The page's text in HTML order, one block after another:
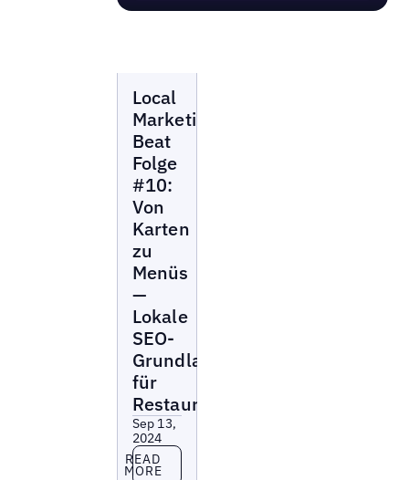
Marketing
Beat
Local
Marketing
Beat
Folge
#10:
Von
Karten
zu
Menüs
—
Lokale
SEO-
Grundlagen
für
Restaurants
Sep 13,
2024
Read more
READ
MORE